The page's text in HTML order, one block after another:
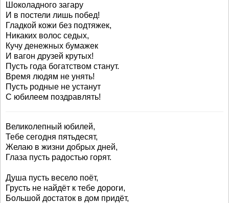
Шоколадного загару
И в постели лишь побед!
Гладкой кожи без подтяжек,
Никаких волос седых,
Кучу денежных бумажек
И вагон друзей крутых!
Пусть года богатством станут.
Время людям не унять!
Пусть родные не устанут
С юбилеем поздравлять!
Великолепный юбилей,
Тебе сегодня пятьдесят,
Желаю в жизни добрых дней,
Глаза пусть радостью горят.
Душа пусть весело поёт,
Грусть не найдёт к тебе дороги,
Большой достаток в дом придёт,